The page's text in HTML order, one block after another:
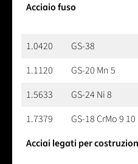
Acciaio fuso
1.0420
GS-38
1.1120
GS-20 Mn 5
1.5633
GS-24 Ni 8
1.7379
GS-18 CrMo 9 10
Acciai legati per